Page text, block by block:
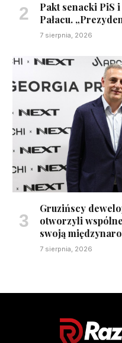
Pakt senacki PiS
Pałacu.
7 sierpnia, 2026
Gruzińscy
otworzyli
swoją
7 sierpnia, 2026